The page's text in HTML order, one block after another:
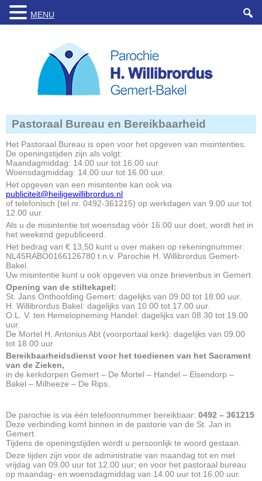
Pastoraal Bureau en Bereikbaarheid
Het Pastoraal Bureau is open voor het opgeven van misintenties.
De openingstijden zijn als volgt:
Maandagmiddag: 14.00 uur tot 16.00 uur
Woensdagmiddag: 14.00 uur tot 16.00 uur.
Het opgeven van een misintentie kan ook via
publiciteit@heiligewillibrordus.nl
of telefonisch (tel.nr. 0492-361215) op werkdagen van 9.00 uur tot
12.00 uur.
Als u de misintentie tot woensdag vóór 16.00 uur doet, wordt het in
het weekend gepubliceerd.
Het bedrag van € 13,50 kunt u over maken op rekeningnummer:
NL45RABO0166126780 t.n.v. Parochie H. Willibrordus Gemert-
Bakel.
Uw misintentie kunt u ook opgeven via onze brievenbus in Gemert.
Opening van de stiltekapel:
St. Jans Onthoofding Gemert: dagelijks van 09.00 tot 18.00 uur.
H. Willibrordus Bakel: dagelijks van 10.00 tot 17.00 uur.
O.L. V. ten Hemelopneming Handel: dagelijks van 08.30 tot 19.00
uur.
De Mortel H. Antonius Abt (voorportaal kerk): dagelijks van 09.00
tot 18.00 uur
Bereikbaarheidsdienst voor het toedienen van het Sacrament
van de Zieken,
in de kerkdorpen Gemert – De Mortel – Handel – Elsendorp –
Bakel – Milheeze – De Rips.
De parochie is via één telefoonnummer bereikbaar: 0492 – 361215
Deze verbinding komt binnen in de pastorie van de St. Jan in
Gemert.
Tijdens de openingstijden wordt u persoonlijk te woord gestaan.
Deze tijden zijn voor de administratie van maandag tot en met
vrijdag van 09.00 uur tot 12.00 uur; en voor het pastoraal bureau
op maandag- en woensdagmiddag van 14.00 uur tot 16.00 uur.
MENU